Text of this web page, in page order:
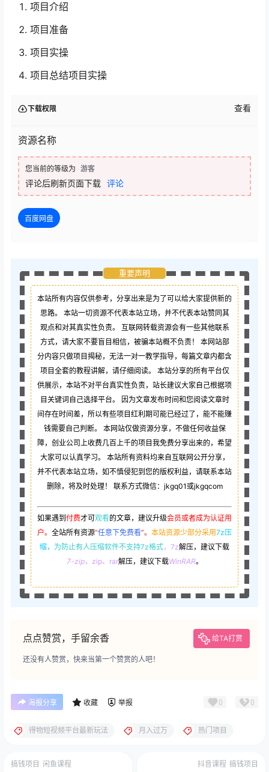
项目介绍
项目准备
项目实操
项目总结项目实操
下载权限 查看
资源名称
您当前的等级为 游客
评论后刷新页面下载 评论
百度网盘
重要声明
本站所有内容仅供参考，分享出来是为了可以给大家提供新的
思路。 本站一切资源不代表本站立场，并不代表本站赞同其
观点和对其真实性负责。 互联网转载资源会有一些其他联系
方式，请大家不要盲目相信，被骗本站概不负责！ 本网站部
分内容只做项目揭秘，无法一对一教学指导，每篇文章内都含
项目全套的教程讲解，请仔细阅读。 本站分享的所有平台仅
供展示，本站不对平台真实性负责，站长建议大家自己根据项
目关键词自己选择平台。 因为文章发布时间和您阅读文章时
间存在时间差，所以有些项目红利期可能已经过了，能不能赚
钱需要自己判断。 本网站仅做资源分享，不做任何收益保
障，创业公司上收费几百上千的项目我免费分享出来的，希望
大家可以认真学习。 本站所有资料均来自互联网公开分享，
并不代表本站立场，如不慎侵犯到您的版权利益，请联系本站
删除，将及时处理！ 联系方式微信：jkgq01或jkgqcom
如果遇到付费才可观看的文章，建议升级会员或者成为认证用
户。 全站所有资源“任意下免费看”。 本站资源少部分采用7z压
缩， 为防止有人压缩软件不支持7z格式，7z解压，建议下载
7-zip，zip、rar解压，建议下载WinRAR。
点点赞赏，手留余香 给TA打赏
还没有人赞赏，快来当第一个赞赏的人吧！
海报分享 收藏 举报 0 0
得物短视频平台最新玩法 月入过万 热门项目
搞钱项目 闲鱼课程 抖音课程 搞钱项目